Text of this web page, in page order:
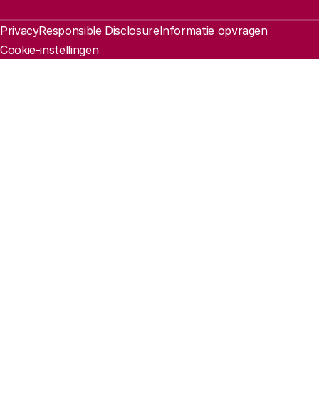
Juridische informatie
PrivacyResponsible DisclosureInformatie opvragen
Cookie-instellingen